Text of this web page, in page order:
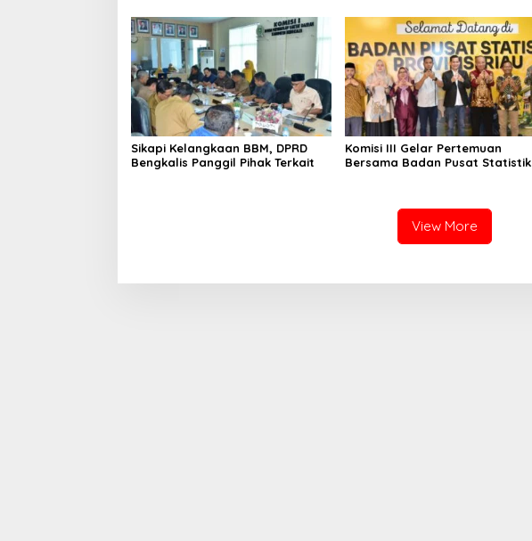
Sikapi Kelangkaan BBM, DPRD
Bengkalis Panggil Pihak Terkait
Komisi III Gelar Pertemuan
Bersama Badan Pusat Statistik
View More